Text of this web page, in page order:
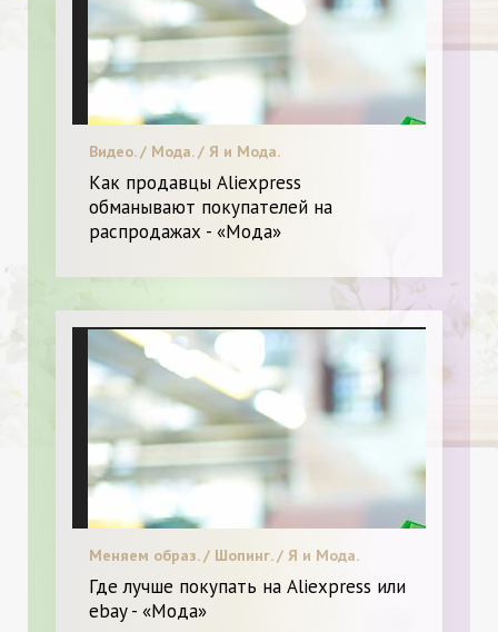
Видео. / Мода. / Я и Мода.
Как продавцы Aliexpress
обманывают покупателей на
распродажах - «Мода»
Меняем образ. / Шопинг. / Я и Мода.
Где лучше покупать на Aliexpress или
ebay - «Мода»